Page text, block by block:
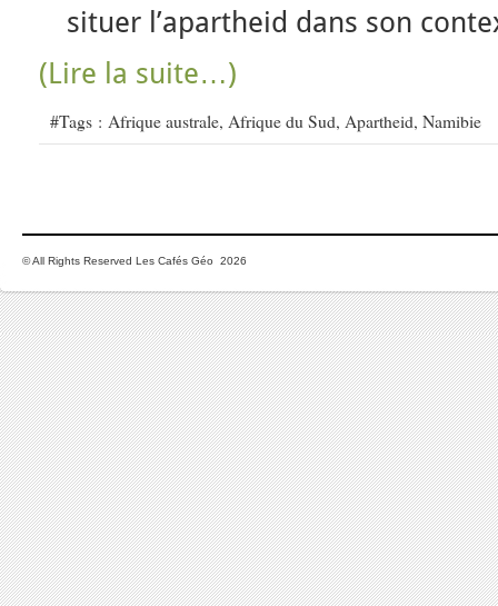
situer l’apartheid dans son
(Lire la suite…)
#Tags : Afrique australe, Afrique du Sud, Apartheid, Namibie
© All Rights Reserved Les Cafés Géo 2026